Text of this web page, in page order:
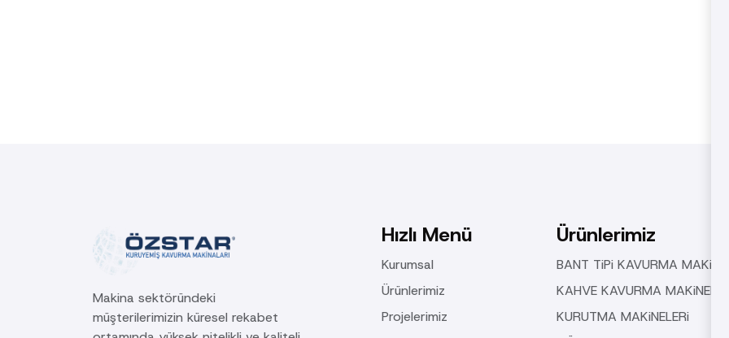
Makina sektöründeki
müşterilerimizin küresel rekabet
Hızlı Menü
Kurumsal
Ürünlerimiz
Projelerimiz
Ürünlerimiz
BANT TiPi KAVURMA
KAHVE KAVURMA MAKiNELERi
KURUTMA MAKiNELERi